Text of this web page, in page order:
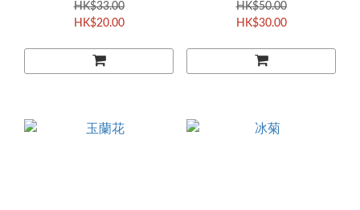
HK$33.00
HK$20.00
HK$50.00
HK$30.00